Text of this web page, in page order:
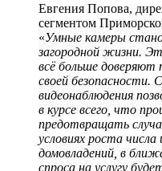
Евгения Попова,
сегментом
«Умные камеры
загородной жизни.
всё больше доверяют
своей безопасности.
видеонаблюдения
в курсе всего, что
предотвращать
условиях роста числа
домовладений, в
спроса на услугу